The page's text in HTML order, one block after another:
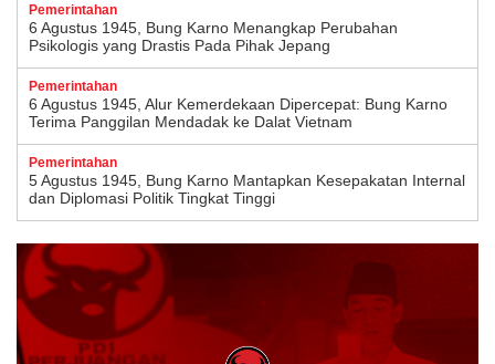
Pemerintahan
6 Agustus 1945, Bung Karno Menangkap Perubahan
Psikologis yang Drastis Pada Pihak Jepang
Pemerintahan
6 Agustus 1945, Alur Kemerdekaan Dipercepat: Bung Karno
Terima Panggilan Mendadak ke Dalat Vietnam
Pemerintahan
5 Agustus 1945, Bung Karno Mantapkan Kesepakatan Internal
dan Diplomasi Politik Tingkat Tinggi